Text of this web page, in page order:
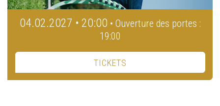
04.02.2027 • 20:00 • Ouverture des portes :
19:00
TICKETS